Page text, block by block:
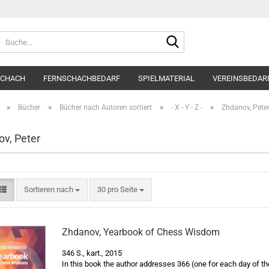
FERNSCHACHBEDARF SPIELMATERIAL
» Bücher » Bücher nach Autoren sortiert » - X - Y - Z - » Zhdanov, Peter
Peter
Sortieren nach
Sortieren nach 30 pro Seite
pro Seite
Zhdanov, Yearbook of Chess Wisdom
346 S., kart., 2015
In this book the author addresses 366 (one for each day of